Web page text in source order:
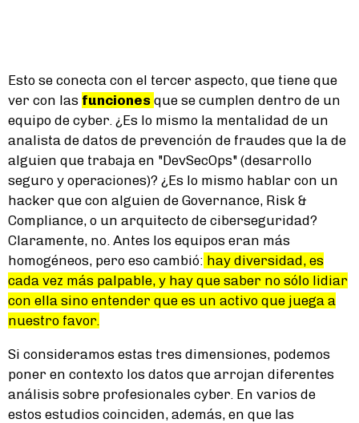
Esto se conecta con el tercer aspecto, que tiene que
ver con las funciones que se cumplen dentro de un
equipo de cyber. ¿Es lo mismo la mentalidad de un
analista de datos de prevención de fraudes que la de
alguien que trabaja en "DevSecOps" (desarrollo
seguro y operaciones)? ¿Es lo mismo hablar con un
hacker que con alguien de Governance, Risk &
Compliance, o un arquitecto de ciberseguridad?
Claramente, no. Antes los equipos eran más
homogéneos, pero eso cambió: hay diversidad, es
cada vez más palpable, y hay que saber no sólo lidiar
con ella sino entender que es un activo que juega a
nuestro favor.
Si consideramos estas tres dimensiones, podemos
poner en contexto los datos que arrojan diferentes
análisis sobre profesionales cyber. En varios de
estos estudios coinciden, además, en que las